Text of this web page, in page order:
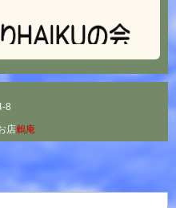
8
店鶫庵